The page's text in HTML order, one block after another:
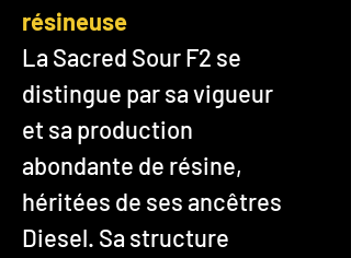
résineuse
La Sacred Sour F2 se
distingue par sa vigueur
et sa production
abondante de résine,
héritées de ses ancêtres
Diesel. Sa structure